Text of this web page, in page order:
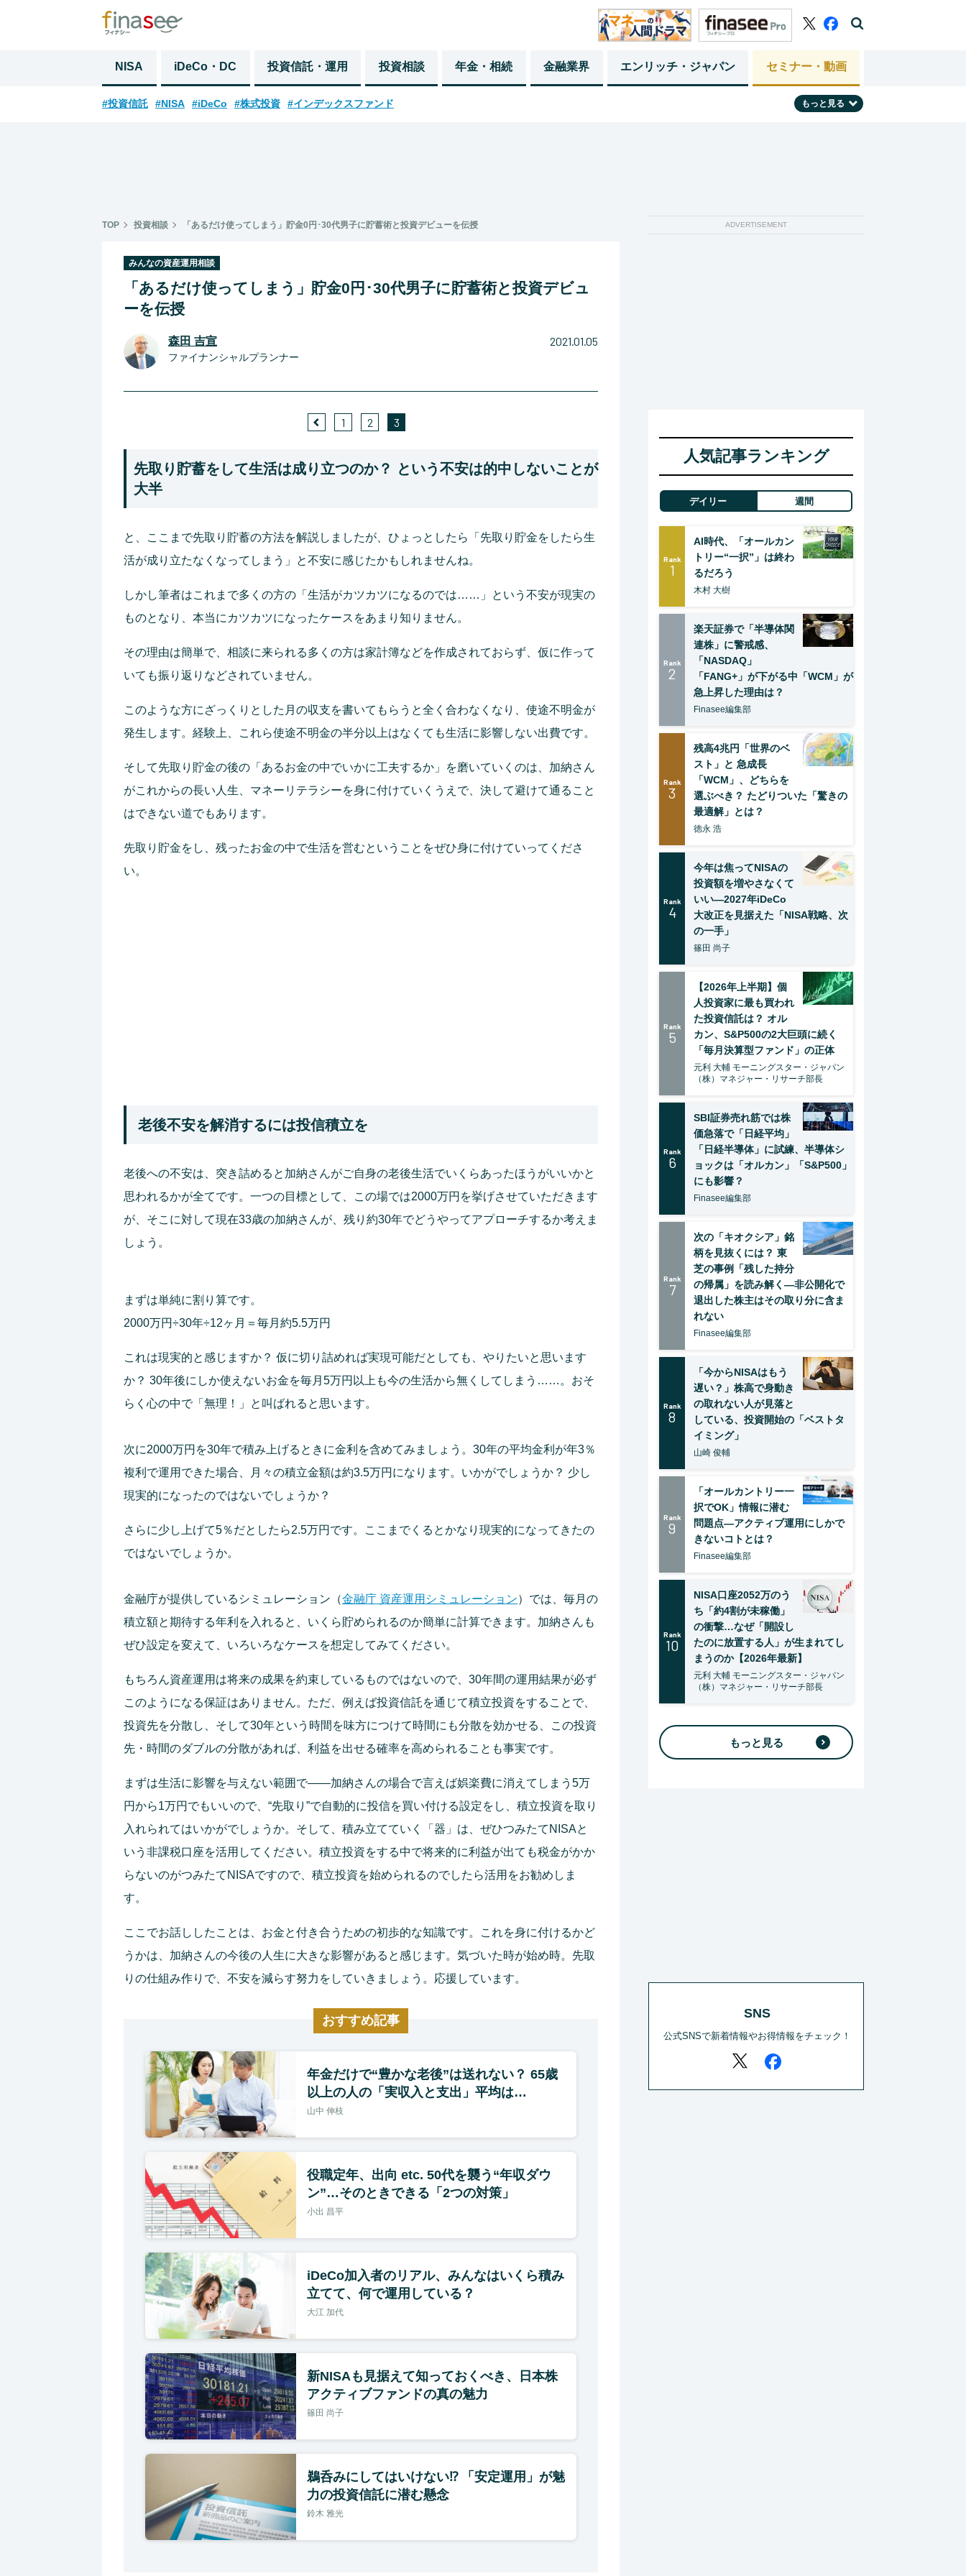
NISA iDeCo・DC 投資信託・運用 投資相談 年金・相続 金融業界 エンリッチ・ジャパン セミナー・動画
#投資信託 #NISA #iDeCo #株式投資 #インデックスファンド もっと見る
TOP 投資相談 「あるだけ使ってしまう」貯金0円･30代男子に貯蓄術と投資デビューを伝授
みんなの資産運用相談
「あるだけ使ってしまう」貯金0円･30代男子に貯蓄術と投資デビュ
ーを伝授
森田 吉宣
ファイナンシャルプランナー
2021.01.05
1 2 3
先取り貯蓄をして生活は成り立つのか？ という不安は的中しないことが
大半
と、ここまで先取り貯蓄の方法を解説しましたが、ひょっとしたら「先取り貯金をしたら生
活が成り立たなくなってしまう」と不安に感じたかもしれませんね。
しかし筆者はこれまで多くの方の「生活がカツカツになるのでは……」という不安が現実の
ものとなり、本当にカツカツになったケースをあまり知りません。
その理由は簡単で、相談に来られる多くの方は家計簿などを作成されておらず、仮に作って
いても振り返りなどされていません。
このような方にざっくりとした月の収支を書いてもらうと全く合わなくなり、使途不明金が
発生します。経験上、これら使途不明金の半分以上はなくても生活に影響しない出費です。
そして先取り貯金の後の「あるお金の中でいかに工夫するか」を磨いていくのは、加納さん
がこれからの長い人生、マネーリテラシーを身に付けていくうえで、決して避けて通ること
はできない道でもあります。
先取り貯金をし、残ったお金の中で生活を営むということをぜひ身に付けていってくださ
い。
老後不安を解消するには投信積立を
老後への不安は、突き詰めると加納さんがご自身の老後生活でいくらあったほうがいいかと
思われるかが全てです。一つの目標として、この場では2000万円を挙げさせていただきます
が、そこに対して現在33歳の加納さんが、残り約30年でどうやってアプローチするか考えま
しょう。
まずは単純に割り算です。
2000万円÷30年÷12ヶ月＝毎月約5.5万円
これは現実的と感じますか？ 仮に切り詰めれば実現可能だとしても、やりたいと思います
か？ 30年後にしか使えないお金を毎月5万円以上も今の生活から無くしてしまう……。おそ
らく心の中で「無理！」と叫ばれると思います。
次に2000万円を30年で積み上げるときに金利を含めてみましょう。30年の平均金利が年3％
複利で運用できた場合、月々の積立金額は約3.5万円になります。いかがでしょうか？ 少し
現実的になったのではないでしょうか？
さらに少し上げて5％だとしたら2.5万円です。ここまでくるとかなり現実的になってきたの
ではないでしょうか。
金融庁が提供しているシミュレーション（金融庁 資産運用シミュレーション）では、毎月の
積立額と期待する年利を入れると、いくら貯められるのか簡単に計算できます。加納さんも
ぜひ設定を変えて、いろいろなケースを想定してみてください。
もちろん資産運用は将来の成果を約束しているものではないので、30年間の運用結果が必ず
このようになる保証はありません。ただ、例えば投資信託を通じて積立投資をすることで、
投資先を分散し、そして30年という時間を味方につけて時間にも分散を効かせる、この投資
先・時間のダブルの分散があれば、利益を出せる確率を高められることも事実です。
まずは生活に影響を与えない範囲で――加納さんの場合で言えば娯楽費に消えてしまう5万
円から1万円でもいいので、“先取り”で自動的に投信を買い付ける設定をし、積立投資を取り
入れられてはいかがでしょうか。そして、積み立てていく「器」は、ぜひつみたてNISAと
いう非課税口座を活用してください。積立投資をする中で将来的に利益が出ても税金がかか
らないのがつみたてNISAですので、積立投資を始められるのでしたら活用をお勧めしま
す。
ここでお話ししたことは、お金と付き合うための初歩的な知識です。これを身に付けるかど
うかは、加納さんの今後の人生に大きな影響があると感じます。気づいた時が始め時。先取
りの仕組み作りで、不安を減らす努力をしていきましょう。応援しています。
おすすめ記事
年金だけで“豊かな老後”は送れない？ 65歳
以上の人の「実収入と支出」平均は…
山中 伸枝
役職定年、出向 etc. 50代を襲う“年収ダウ
ン”…そのときできる「2つの対策」
小出 昌平
iDeCo加入者のリアル、みんなはいくら積み
立てて、何で運用している？
大江 加代
新NISAも見据えて知っておくべき、日本株
アクティブファンドの真の魅力
篠田 尚子
鵜呑みにしてはいけない⁉ 「安定運用」が魅
力の投資信託に潜む懸念
鈴木 雅光
ADVERTISEMENT
人気記事ランキング
デイリー 週間
Rank
1
AI時代、「オールカン
トリー“一択”」は終わ
るだろう
木村 大樹
Rank
2
楽天証券で「半導体関
連株」に警戒感、
「NASDAQ」
「FANG+」が下がる中「WCM」が
急上昇した理由は？
Finasee編集部
Rank
3
残高4兆円「世界のベ
スト」と 急成長
「WCM」、どちらを
選ぶべき？ たどりついた「驚きの
最適解」とは？
徳永 浩
Rank
4
今年は焦ってNISAの
投資額を増やさなくて
いい―2027年iDeCo
大改正を見据えた「NISA戦略、次
の一手」
篠田 尚子
Rank
5
【2026年上半期】個
人投資家に最も買われ
た投資信託は？ オル
カン、S&P500の2大巨頭に続く
「毎月決算型ファンド」の正体
元利 大輔 モーニングスター・ジャパン
（株）マネジャー・リサーチ部長
Rank
6
SBI証券売れ筋では株
価急落で「日経平均」
「日経半導体」に試練、半導体シ
ョックは「オルカン」「S&P500」
にも影響？
Finasee編集部
Rank
7
次の「キオクシア」銘
柄を見抜くには？ 東
芝の事例「残した持分
の帰属」を読み解く—非公開化で
退出した株主はその取り分に含ま
れない
Finasee編集部
Rank
8
「今からNISAはもう
遅い？」株高で身動き
の取れない人が見落と
している、投資開始の「ベストタ
イミング」
山崎 俊輔
Rank
9
「オールカントリー一
択でOK」情報に潜む
問題点―アクティブ運用にしかで
きないコトとは？
Finasee編集部
Rank
10
NISA口座2052万のう
ち「約4割が未稼働」
の衝撃…なぜ「開設し
たのに放置する人」が生まれてし
まうのか【2026年最新】
元利 大輔 モーニングスター・ジャパン
（株）マネジャー・リサーチ部長
もっと見る
SNS
公式SNSで新着情報やお得情報をチェック！